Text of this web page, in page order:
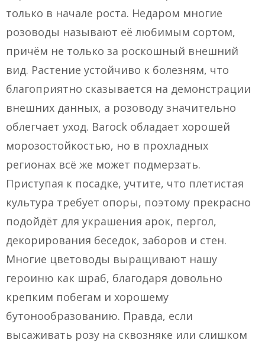
только в начале роста. Недаром многие
розоводы называют её любимым сортом,
причём не только за роскошный внешний
вид. Растение устойчиво к болезням, что
благоприятно сказывается на демонстрации
внешних данных, а розоводу значительно
облегчает уход. Barock обладает хорошей
морозостойкостью, но в прохладных
регионах всё же может подмерзать.
Приступая к посадке, учтите, что плетистая
культура требует опоры, поэтому прекрасно
подойдёт для украшения арок, пергол,
декорирования беседок, заборов и стен.
Многие цветоводы выращивают нашу
героиню как шраб, благодаря довольно
крепким побегам и хорошему
бутонообразованию. Правда, если
высаживать розу на сквозняке или слишком